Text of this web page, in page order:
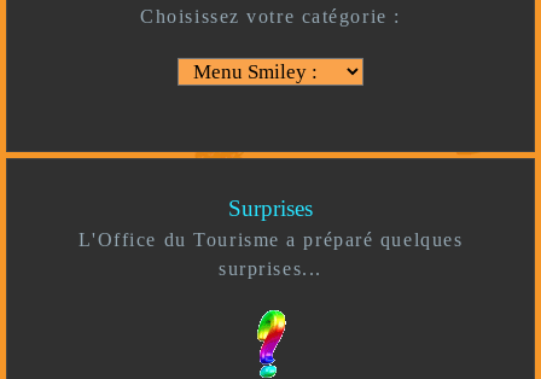
Choisissez votre catégorie :
Surprises
L'Office du Tourisme a préparé quelques
surprises...